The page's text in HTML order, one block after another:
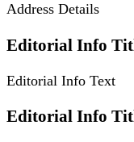
Address Details
Editorial Info
Editorial Info Text
Editorial Info